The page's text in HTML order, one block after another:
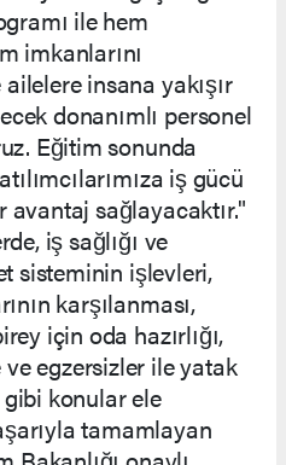
ile hem
imkanlarını
insana yakışır
donanımlı personel
Eğitim sonunda
iş gücü
avantaj sağlayacaktır."
iş sağlığı ve
sisteminin işlevleri,
karşılanması,
için oda hazırlığı,
egzersizler ile yatak
konular ele
tamamlayan